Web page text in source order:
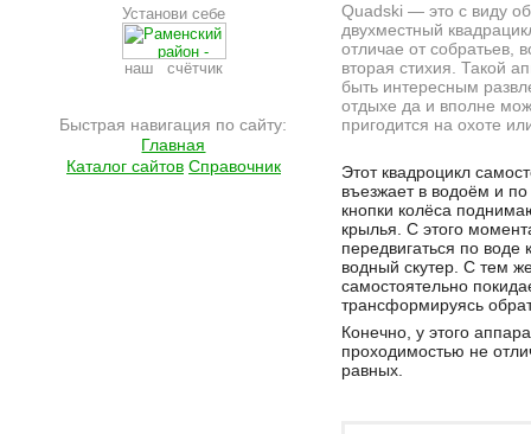
Установи себе
наш счётчик
Быстрая навигация по сайту:
Главная
Каталог сайтов Справочник
Quadski — это с виду
двухместный
отличае от собратьев,
вторая стихия. Такой
быть интересным
отдыхе да и вполне
пригодится на охоте
Этот квадроцикл
въезжает в водоём и
кнопки колёса
крылья. С этого
передвигаться по воде
водный скутер. С тем
самостоятельно
трансформируясь
Конечно, у этого
проходимостью не
равных.